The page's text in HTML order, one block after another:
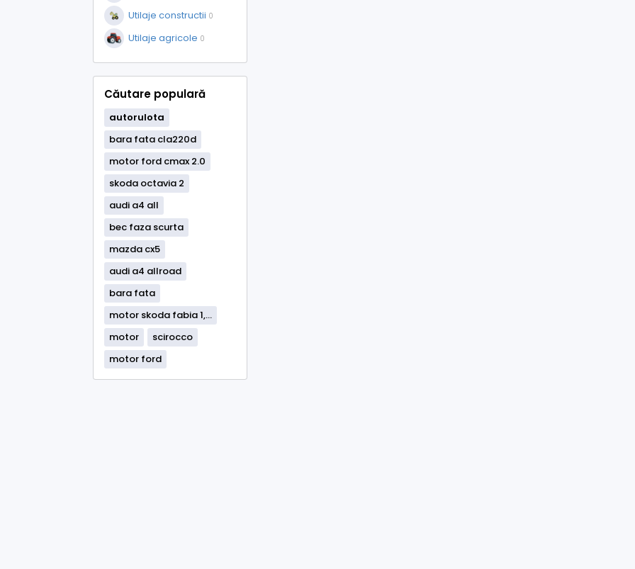
Utilaje constructii 0
Utilaje agricole 0
Căutare populară
autorulota
bara fata cla220d
motor ford cmax 2.0
skoda octavia 2
audi a4 all
bec faza scurta
mazda cx5
audi a4 allroad
bara fata
motor skoda fabia 1,...
motor
scirocco
motor ford